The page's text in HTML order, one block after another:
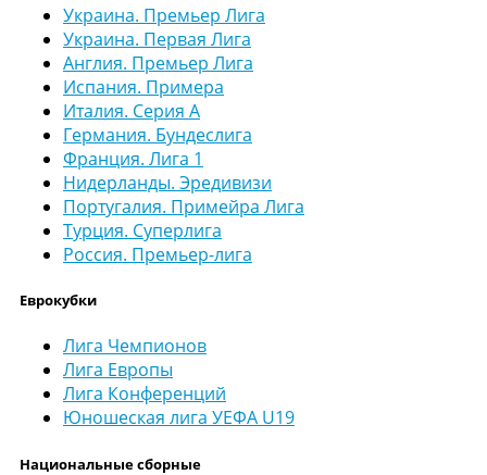
Украина. Премьер Лига
Украина. Первая Лига
Англия. Премьер Лига
Испания. Примера
Италия. Серия А
Германия. Бундеслига
Франция. Лига 1
Нидерланды. Эредивизи
Португалия. Примейра Лига
Турция. Суперлига
Россия. Премьер-лига
Еврокубки
Лига Чемпионов
Лига Европы
Лига Конференций
Юношеская лига УЕФА U19
Национальные сборные